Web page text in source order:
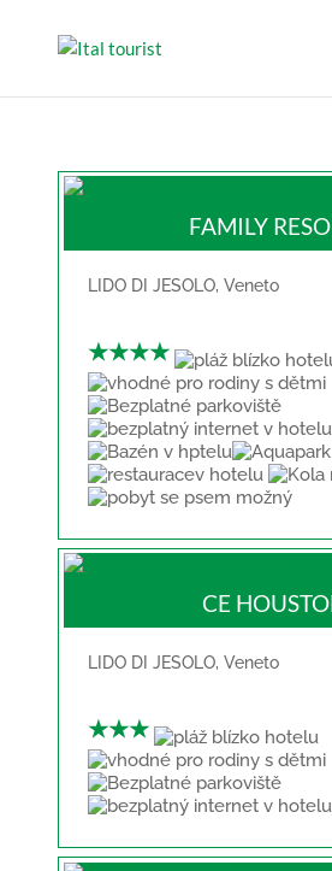
FAMILY
LIDO DI JESOLO, Veneto
★★★★
CE
LIDO DI JESOLO, Veneto
★★★